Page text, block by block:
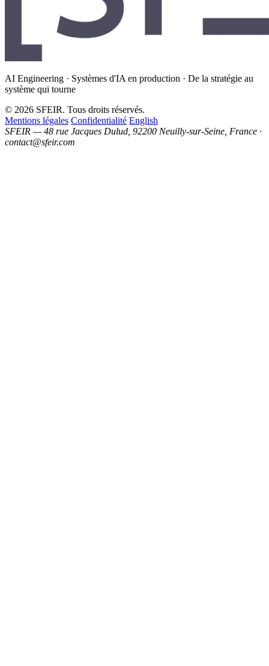
AI Engineering · Systèmes d'IA en production · De la stratégie au
système qui tourne
© 2026 SFEIR. Tous droits réservés.
Mentions légales Confidentialité English
SFEIR — 48 rue Jacques Dulud, 92200 Neuilly-sur-Seine, France ·
contact@sfeir.com